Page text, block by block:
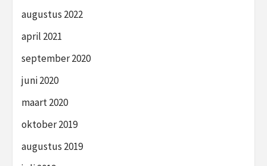
augustus 2022
april 2021
september 2020
juni 2020
maart 2020
oktober 2019
augustus 2019